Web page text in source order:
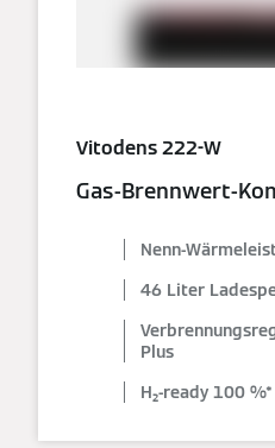
Vitodens 222-W
Gas-Brennwert-
Nenn-
46 Liter
Plus
H₂-ready 100 %*